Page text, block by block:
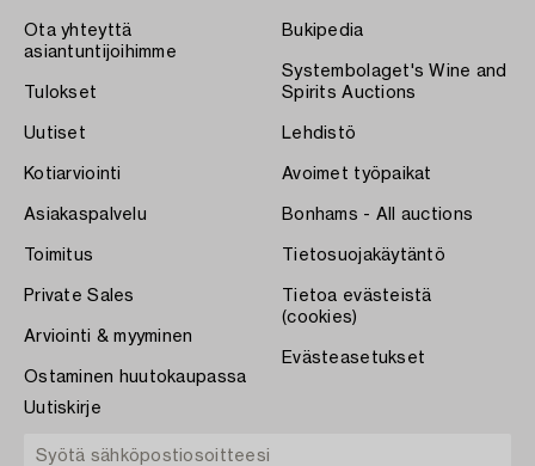
Ota yhteyttä
asiantuntijoihimme
Tulokset
Uutiset
Kotiarviointi
Asiakaspalvelu
Toimitus
Private Sales
Arviointi & myyminen
Ostaminen huutokaupassa
Bukipedia
Systembolaget's Wine and
Spirits Auctions
Lehdistö
Avoimet työpaikat
Bonhams - All auctions
Tietosuojakäytäntö
Tietoa evästeistä
(cookies)
Evästeasetukset
Uutiskirje